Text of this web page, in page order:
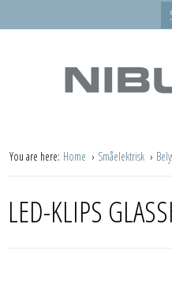
You are here: Home Småelektrisk
LED-KLIPS